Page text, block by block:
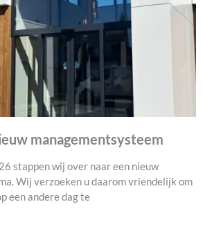
managementsysteem
stappen wij over naar een nieuw
Wij verzoeken u daarom vriendelijk om
een andere dag te